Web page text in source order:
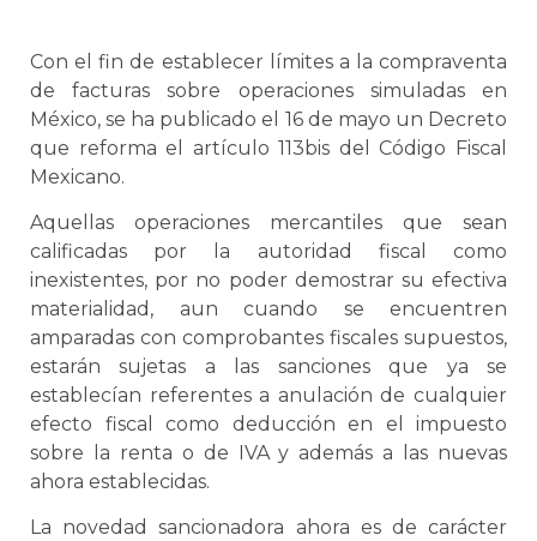
Con el fin de establecer límites a la compraventa
de facturas sobre operaciones simuladas en
México, se ha publicado el 16 de mayo un Decreto
que reforma el artículo 113bis del Código Fiscal
Mexicano.
Aquellas operaciones mercantiles que sean
calificadas por la autoridad fiscal como
inexistentes, por no poder demostrar su efectiva
materialidad, aun cuando se encuentren
amparadas con comprobantes fiscales supuestos,
estarán sujetas a las sanciones que ya se
establecían referentes a anulación de cualquier
efecto fiscal como deducción en el impuesto
sobre la renta o de IVA y además a las nuevas
ahora establecidas.
La novedad sancionadora ahora es de carácter